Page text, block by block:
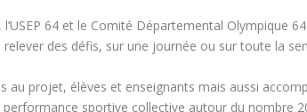
l’USEP 64 et le Comité Départemental Olympique
des défis, sur une journée ou sur toute la
au projet, élèves et enseignants mais aussi
sportive collective autour du nombre